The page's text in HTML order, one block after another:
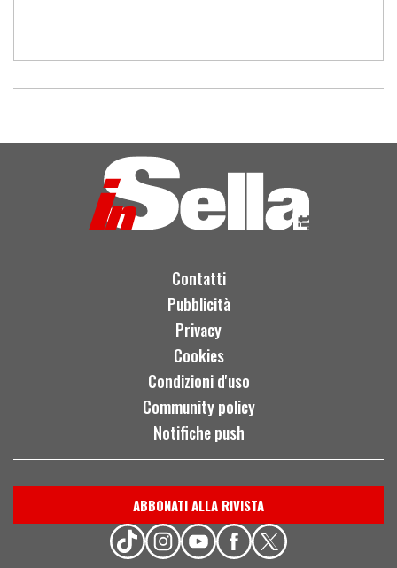
Contatti
Pubblicità
Privacy
Cookies
Condizioni d'uso
Community policy
Notifiche push
ABBONATI ALLA RIVISTA